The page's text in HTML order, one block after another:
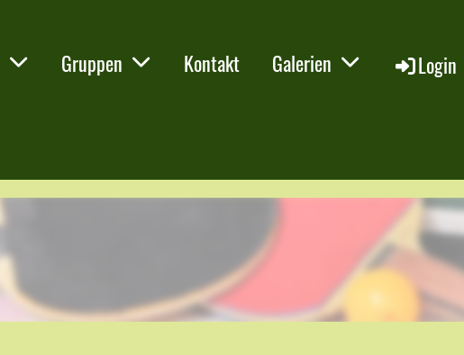
Gruppen Kontakt Galerien Login